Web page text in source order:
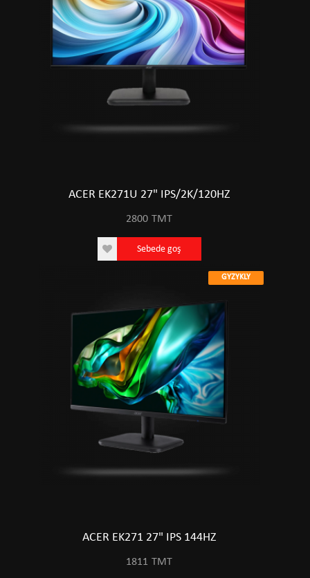
ACER EK271U 27" IPS/2K/120HZ
2800 TMT
Sebede goş
GYZYKLY
ACER EK271 27" IPS 144HZ
1811 TMT